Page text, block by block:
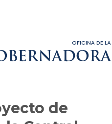
OFICINA DE LA
de